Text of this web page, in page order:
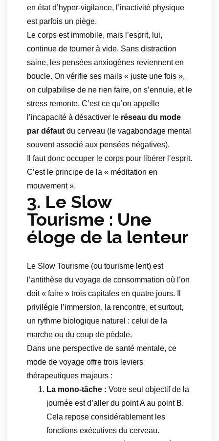
en état d’hyper-vigilance, l’inactivité physique
est parfois un piège.
Le corps est immobile, mais l’esprit, lui,
continue de tourner à vide. Sans distraction
saine, les pensées anxiogènes reviennent en
boucle. On vérifie ses mails « juste une fois »,
on culpabilise de ne rien faire, on s’ennuie, et le
stress remonte. C’est ce qu’on appelle
l’incapacité à désactiver le réseau du mode
par défaut du cerveau (le vagabondage mental
souvent associé aux pensées négatives).
Il faut donc occuper le corps pour libérer l’esprit.
C’est le principe de la « méditation en
mouvement ».
3. Le Slow
Tourisme : Une
éloge de la lenteur
Le Slow Tourisme (ou tourisme lent) est
l’antithèse du voyage de consommation où l’on
doit « faire » trois capitales en quatre jours. Il
privilégie l’immersion, la rencontre, et surtout,
un rythme biologique naturel : celui de la
marche ou du coup de pédale.
Dans une perspective de santé mentale, ce
mode de voyage offre trois leviers
thérapeutiques majeurs :
La mono-tâche : Votre seul objectif de la
journée est d’aller du point A au point B.
Cela repose considérablement les
fonctions exécutives du cerveau.